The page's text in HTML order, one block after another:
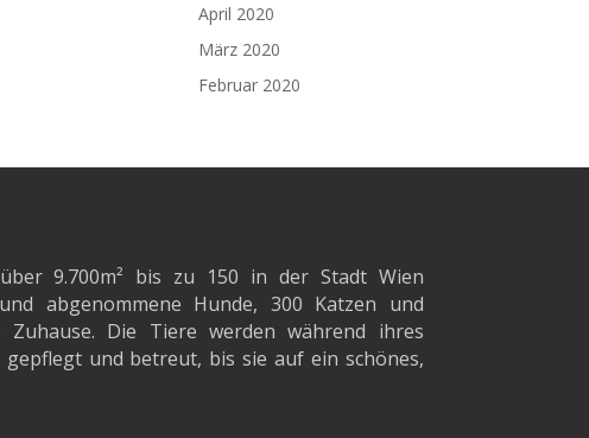
April 2020
März 2020
Februar 2020
9.700m² bis zu 150 in der Stadt Wien
abgenommene Hunde, 300 Katzen und
Die Tiere werden während ihres
und betreut, bis sie auf ein schönes,